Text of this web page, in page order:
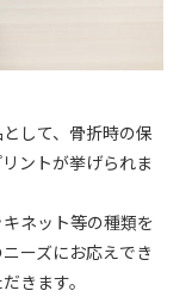
して、骨折時の保
ントが挙げられま
ネット等の種類を
ーズにお応えでき
きます。